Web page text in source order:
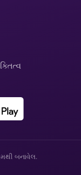
બનાવેલ.